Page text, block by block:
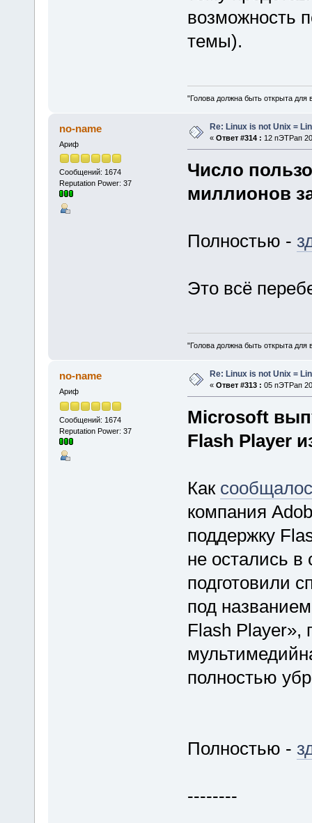
возможность
темы).
"Голова должна быть открыта
no-name
Ариф
Сообщений: 1674
Reputation Power: 37
Re: Linux is not Unix =
« Ответ #314 : 12 пЭТРап
Число
миллионов
Полностью -
Это всё
"Голова должна быть открыта
no-name
Ариф
Сообщений: 1674
Reputation Power: 37
Re: Linux is not Unix =
« Ответ #313 : 05 пЭТРап
Microsoft
Flash Player
Как
компания
поддержку
не остались в
подготовили
под
Flash Player»,
полностью
Полностью -
--------